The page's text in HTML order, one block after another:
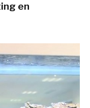
en